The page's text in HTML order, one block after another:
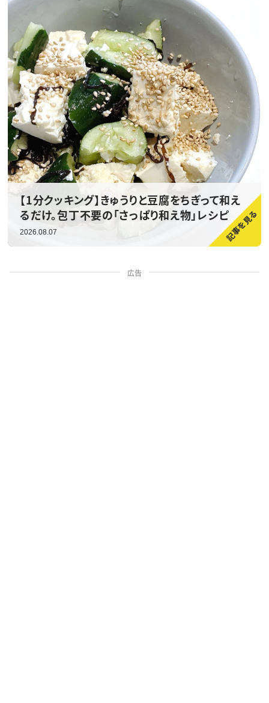
【1分クッキング】きゅうりと豆腐をちぎって和え
るだけ。包丁不要の「さっぱり和え物」レシピ
2026.08.07
広告